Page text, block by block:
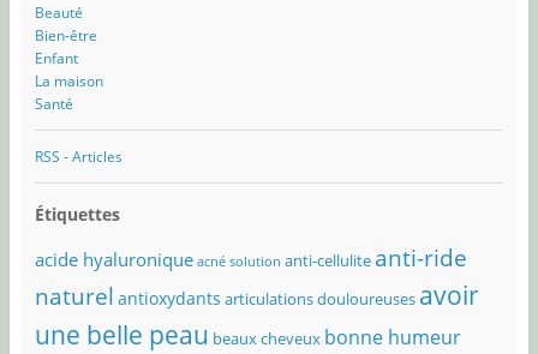
Beauté
Bien-être
Enfant
La maison
Santé
RSS - Articles
Étiquettes
acide hyaluronique acné solution anti-cellulite anti-ride
naturel antioxydants articulations douloureuses avoir
une belle peau beaux cheveux bonne humeur